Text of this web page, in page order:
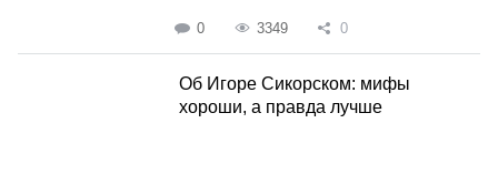
0 3349 0
Об Игоре Сикорском: мифы
хороши, а правда лучше